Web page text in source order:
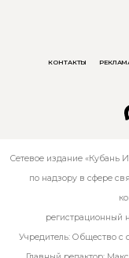
КОНТАКТЫ
Сетевое издание «Кубань
по надзору в сфере
регистрационный
Учредитель: Общество с